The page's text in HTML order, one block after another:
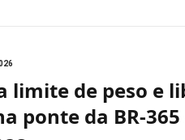
limite de peso e
ponte da BR-